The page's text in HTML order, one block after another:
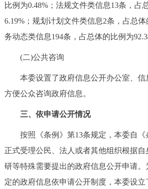
绿色北京 图说北京
한국어
ESPAÑOL العربية
比例为0.48%；法规文件类信息13条，占
6.19%；规划计划文件类信息2条，占总体
务动态类信息194条，占总体的比例为
(二)公共咨询
本委设置了政府信息公开办公室、信
方便公众咨询政府信息。
三、依申请公开情况
按照《条例》第13条规定，本委自《
正式受理公民、法人或者其他组织根据
研等特殊需要提出的政府信息公开申请。
定的政府信息依申请公开制度，本委设